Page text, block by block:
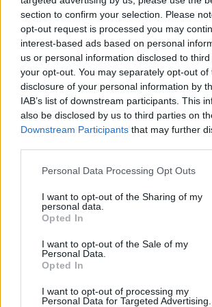
section to confirm your selection. Please
opt-out request is processed you may
interest-based ads based on personal
us or personal information disclosed to
your opt-out. You may separately opt-out of
disclosure of your personal information by
IAB’s list of downstream participants. This
also be disclosed by us to third parties on
Downstream Participants that may further
Please note that this website/app uses one
not limited to your visit or usage behaviour.
grant or deny consent to Google and its
use your data for below specified purposes
consent section.
Personal Data Processing Opt Outs
I want to opt-out of the Sharing of my
personal data.
Opted In
I want to opt-out of the Sale of my
Personal Data.
Opted In
I want to opt-out of processing my
Personal Data for Targeted Advertising.
Opozorilo:Po 297. členu Kazenskega
posameznik kazensko odgovoren za javno
sovraštva, nasilja ali nestrpnosti. Komentarji z
rasističnimi, diskriminatornimi ali nezakonitimi
odstranjeni. Pravila komentiranja →
Failed to fetch
Slovenija
Kategorije: Šport
Ključne besede: odbojka